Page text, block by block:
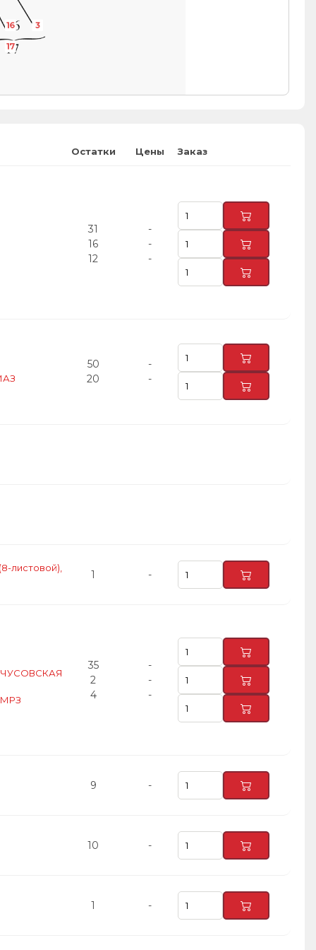
17
16 3
Остатки Цены Заказ
31
16
12
-
-
-
50
20
-
-
листовой),
1 -
ЧУСОВСКАЯ
МРЗ
35
2
4
-
-
-
9 -
10 -
1 -